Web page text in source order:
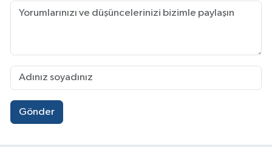
Gönder